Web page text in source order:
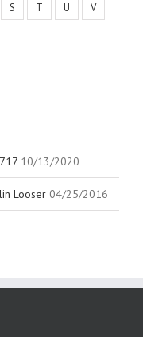
S T U
V
10/13/2020
Looser 04/25/2016